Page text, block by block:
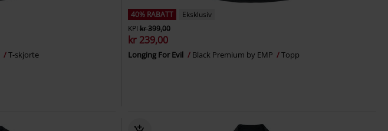
T-skjorte
40% RABATT
Eksklusiv
KPI kr 399,00
kr 239,00
Longing For Evil Black Premium by EMP Topp